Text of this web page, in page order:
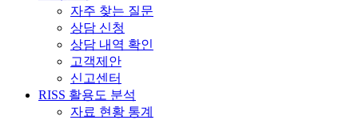
자주 찾는 질문
상담 신청
상담 내역 확인
고객제안
신고센터
RISS 활용도 분석
자료 현황 통계